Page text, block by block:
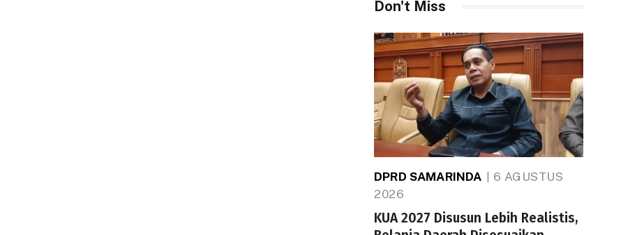
Don't Miss
DPRD SAMARINDA
6 AGUSTUS
2026
KUA 2027 Disusun Lebih Realistis,